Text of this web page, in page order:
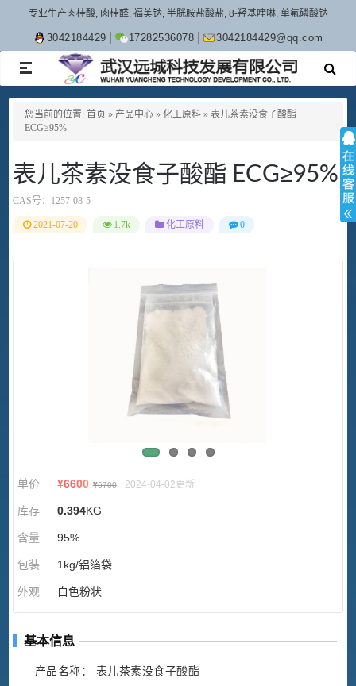
专业生产肉桂酸, 肉桂醛, 福美钠, 半胱胺盐酸盐, 8-羟基喹啉, 单氟磷酸钠
3042184429 17282536078 3042184429@qq.com
TOGGLE
NAVIGATION
您当前的位置: 首页 » 产品中心 » 化工原料 » 表儿茶素没食子酸酯
ECG≥95%
表儿茶素没食子酸酯 ECG≥95%
CAS号： 1257-08-5
2021-07-20 1.7k 化工原料 0
单价 ¥6600 ¥6700 2024-04-02更新
库存 0.394KG
含量 95%
包装 1kg/铝箔袋
外观 白色粉状
基本信息
产品名称： 表儿茶素没食子酸酯